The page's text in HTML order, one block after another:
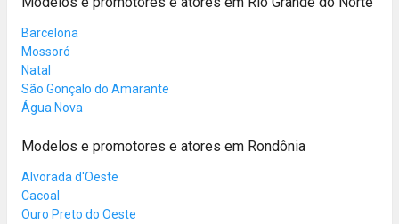
Barcelona
Mossoró
Natal
São Gonçalo do Amarante
Água Nova
Modelos e promotores e atores em Rondônia
Alvorada d'Oeste
Cacoal
Ouro Preto do Oeste